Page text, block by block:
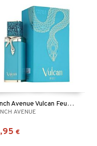
French Avenue Vulcan Feu - Eau de parfum
AVENUE
€